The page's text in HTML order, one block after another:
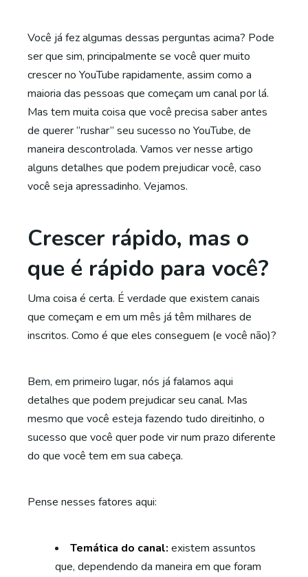
Você já fez algumas dessas perguntas acima? Pode
ser que sim, principalmente se você quer muito
crescer no YouTube rapidamente, assim como a
maioria das pessoas que começam um canal por lá.
Mas tem muita coisa que você precisa saber antes
de querer “rushar” seu sucesso no YouTube, de
maneira descontrolada. Vamos ver nesse artigo
alguns detalhes que podem prejudicar você, caso
você seja apressadinho. Vejamos.
Crescer rápido, mas o
que é rápido para você?
Uma coisa é certa. É verdade que existem canais
que começam e em um mês já têm milhares de
inscritos. Como é que eles conseguem (e você não)?
Bem, em primeiro lugar, nós já falamos aqui
detalhes que podem prejudicar seu canal. Mas
mesmo que você esteja fazendo tudo direitinho, o
sucesso que você quer pode vir num prazo diferente
do que você tem em sua cabeça.
Pense nesses fatores aqui:
Temática do canal: existem assuntos
que, dependendo da maneira em que foram